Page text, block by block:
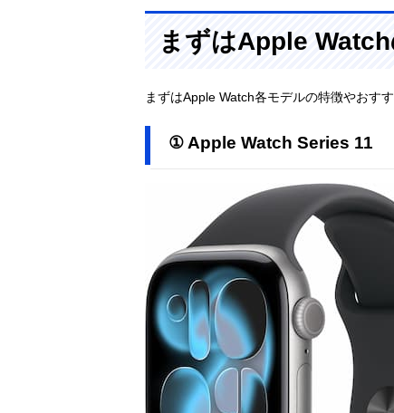
まずはApple
まずはApple Watch各モデルの特徴やおす
① Apple Watch Series 11